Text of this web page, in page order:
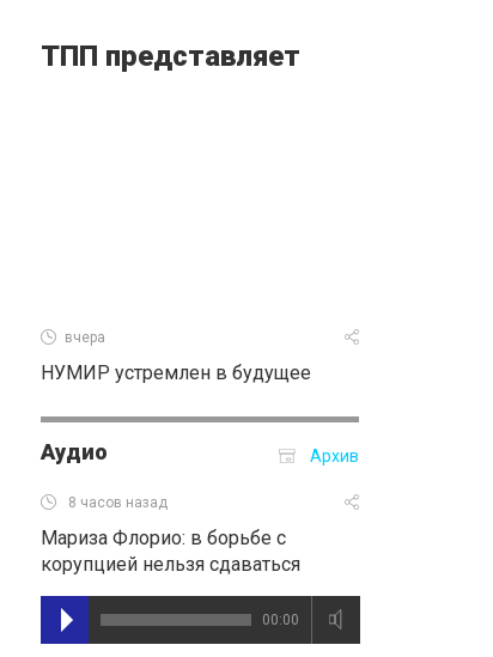
ТПП представляет
вчера
НУМИР устремлен в будущее
Аудио Архив
8 часов назад
Мариза Флорио: в борьбе с
корупцией нельзя сдаваться
00:00